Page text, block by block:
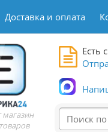
Доставка и оплата
магазин
Есть